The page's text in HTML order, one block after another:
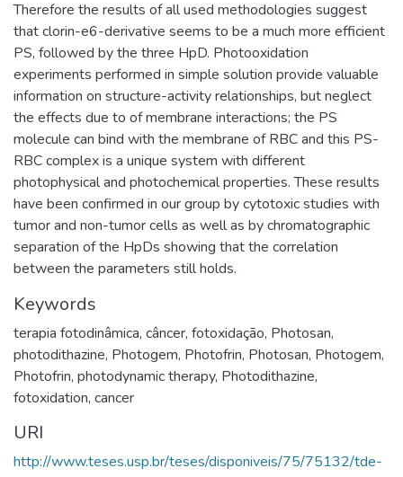
Therefore the results of all used methodologies suggest
that clorin-e6-derivative seems to be a much more efficient
PS, followed by the three HpD. Photooxidation
experiments performed in simple solution provide valuable
information on structure-activity relationships, but neglect
the effects due to of membrane interactions; the PS
molecule can bind with the membrane of RBC and this PS-
RBC complex is a unique system with different
photophysical and photochemical properties. These results
have been confirmed in our group by cytotoxic studies with
tumor and non-tumor cells as well as by chromatographic
separation of the HpDs showing that the correlation
between the parameters still holds.
Keywords
terapia fotodinâmica, câncer, fotoxidação, Photosan,
photodithazine, Photogem, Photofrin, Photosan, Photogem,
Photofrin, photodynamic therapy, Photodithazine,
fotoxidation, cancer
URI
http://www.teses.usp.br/teses/disponiveis/75/75132/tde-